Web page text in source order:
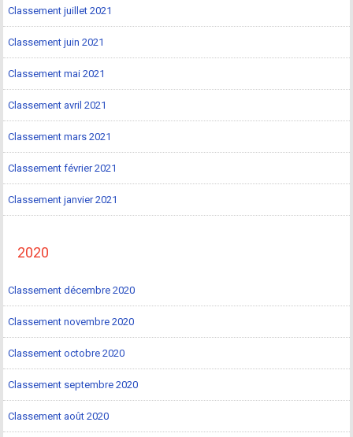
Classement juillet 2021
Classement juin 2021
Classement mai 2021
Classement avril 2021
Classement mars 2021
Classement février 2021
Classement janvier 2021
2020
Classement décembre 2020
Classement novembre 2020
Classement octobre 2020
Classement septembre 2020
Classement août 2020